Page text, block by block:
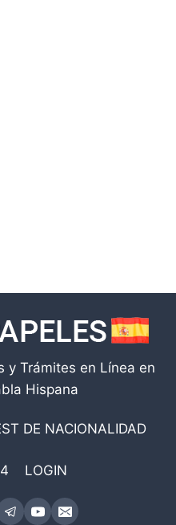
y Trámites en Línea en
Hispana
DE NACIONALIDAD
LOGIN